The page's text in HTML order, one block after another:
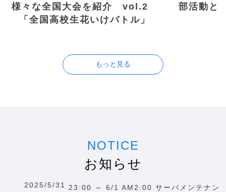
様々な全国大会を紹介　vol.2
「全国高校生花いけバトル」
部活動と
NOTICE
お知らせ
2025/5/31
23:00 ～ 6/1 AM2:00 サーバメンテナン